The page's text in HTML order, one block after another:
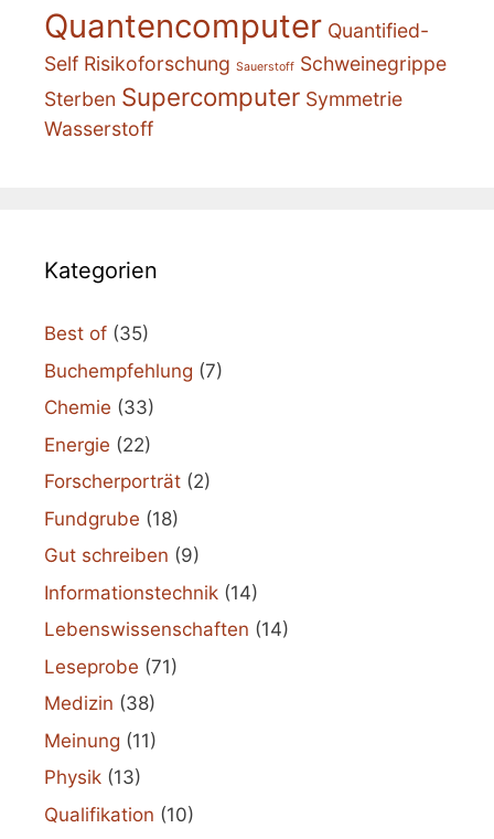
Quantencomputer Quantified-
Self Risikoforschung Sauerstoff Schweinegrippe
Sterben Supercomputer Symmetrie
Wasserstoff
Kategorien
Best of (35)
Buchempfehlung (7)
Chemie (33)
Energie (22)
Forscherporträt (2)
Fundgrube (18)
Gut schreiben (9)
Informationstechnik (14)
Lebenswissenschaften (14)
Leseprobe (71)
Medizin (38)
Meinung (11)
Physik (13)
Qualifikation (10)